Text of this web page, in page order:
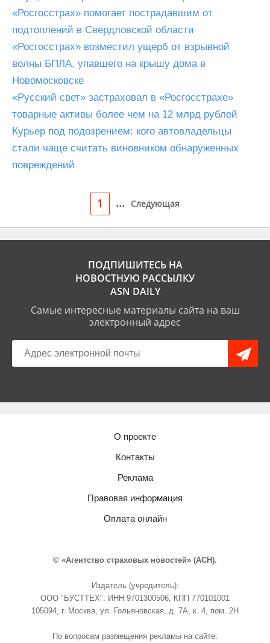
«Росгосстрах» помогает пострадавшим от
подтоплений в Свердловской области
«Росгосстрах» возместил ущерб от взрывной
волны БПЛА, упавшего на крышу дома в
Новомосковске
«Русский свет» застраховал в «Росгосстрахе»
товарные активы более чем на 12 млрд рублей
Курьер под подозрением: кого автовладельцы
стали чаще считать виновником обнаруженных
повреждений
1 ... Следующая
ПОДПИШИТЕСЬ НА
НОВОСТНУЮ РАССЫЛКУ
ASN DAILY
Самые интересные материалы сайта на ваш
электронный адрес
О проекте
Контакты
Реклама
Правовая информация
Оплата онлайн
© «Агентство страховых новостей» (АСН).
Издатель (учредитель):
ООО "БУСТТЕХ". ИНН 9701300506, КПП 770101001
105094, г. Москва, ул. Гольяновская, д. 7А, к. 4, пом. 2Н
По вопросам размещения рекламы на сайте: